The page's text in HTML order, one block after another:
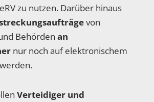
zu nutzen. Darüber hinaus
von
Behörden an
nur noch auf elektronischem
Verteidiger und